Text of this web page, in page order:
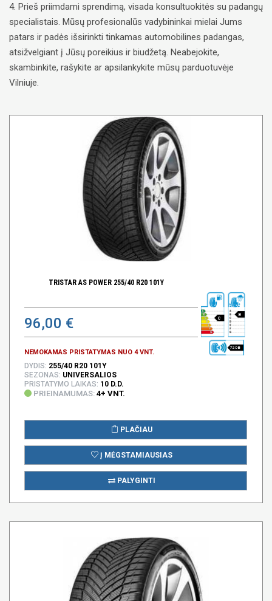
4. Prieš priimdami sprendimą, visada konsultuokitės su padangų
specialistais. Mūsų profesionalūs vadybininkai mielai Jums
patars ir padės išsirinkti tinkamas automobilines padangas,
atsižvelgiant į Jūsų poreikius ir biudžetą. Neabejokite,
skambinkite, rašykite ar apsilankykite mūsų parduotuvėje
Vilniuje.
TRISTAR AS POWER 255/40 R20 101Y
96,00 €
NEMOKAMAS PRISTATYMAS NUO 4 VNT.
C
B
72 DB
DYDIS: 255/40 R20 101Y
SEZONAS: UNIVERSALIOS
PRISTATYMO LAIKAS: 10 D.D.
PRIEINAMUMAS: 4+ VNT.
PLAČIAU
Į MĖGSTAMIAUSIAS
PALYGINTI